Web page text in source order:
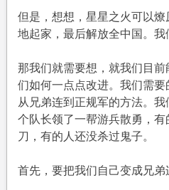
但是，想想，星星之火可以
地起家，最后解放全中国。我
那我们就需要想，就我们目
们如何一点点改进。我们需要
从兄弟连到正规军的方法。
个队长领了一帮游兵散勇，
刀，有的人还没杀过鬼子。
首先，要把我们自己变成兄弟